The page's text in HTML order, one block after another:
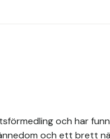
och har
och ett brett